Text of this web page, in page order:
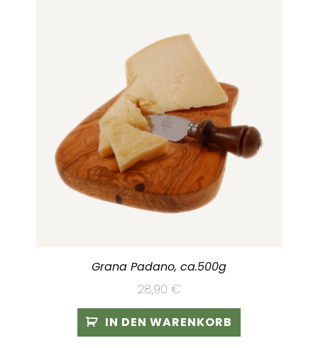
Grana Padano, ca.500g
28,90 €
IN DEN WARENKORB